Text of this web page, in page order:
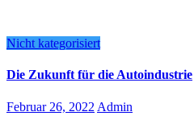
Nicht kategorisiert
Die Zukunft für die Autoindustrie
Februar 26, 2022 Admin